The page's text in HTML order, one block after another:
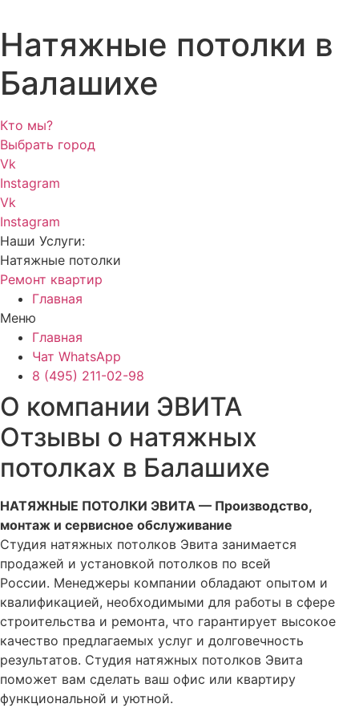
Натяжные потолки в
Балашихе
Кто мы?
Выбрать город
Vk
Instagram
Vk
Instagram
Наши Услуги:
Натяжные потолки
Ремонт квартир
Главная
Меню
Главная
Чат WhatsApp
8 (495) 211-02-98
О компании ЭВИТА
Отзывы о натяжных
потолках в Балашихе
НАТЯЖНЫЕ ПОТОЛКИ ЭВИТА — Производство,
монтаж и сервисное обслуживание
Студия натяжных потолков Эвита занимается
продажей и установкой потолков по всей
России. Менеджеры компании обладают опытом и
квалификацией, необходимыми для работы в сфере
строительства и ремонта, что гарантирует высокое
качество предлагаемых услуг и долговечность
результатов. Студия натяжных потолков Эвита
поможет вам сделать ваш офис или квартиру
функциональной и уютной.